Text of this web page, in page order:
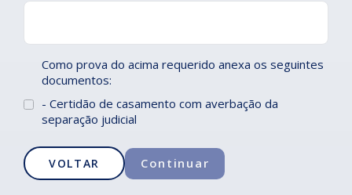
Como prova do acima requerido anexa os seguintes
documentos:
- Certidão de casamento com averbação da
separação judicial